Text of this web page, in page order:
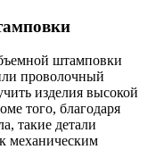
штамповки
проволочный
изделия высокой
того, благодаря
такие детали
механическим